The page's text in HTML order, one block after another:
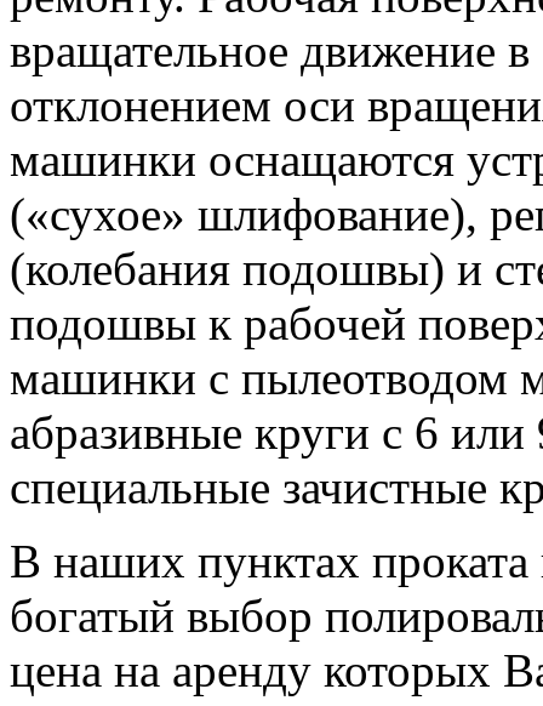
вращательное движение
отклонением оси
машинки оснащаются
(«сухое» шлифование),
(колебания подошвы) и
подошвы к рабочей
машинки с пылеотводом
абразивные круги с 6
специальные зачистные
В наших пунктах
богатый выбор
цена на аренду которых